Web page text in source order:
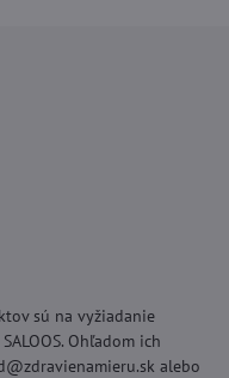
sú na vyžiadanie
Ohľadom ich
alebo